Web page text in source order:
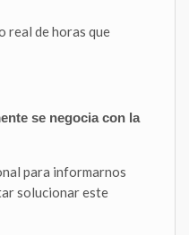
real de horas que
se negocia con la
para informarnos
solucionar este